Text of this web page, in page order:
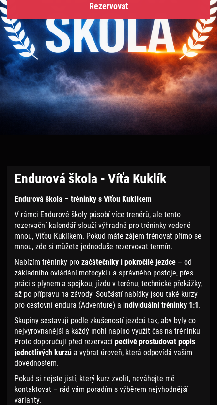
Rezervovat
Endurová škola - Víťa Kuklík
Endurová škola – tréninky s Víťou Kuklíkem
V rámci Endurové školy působí více trenérů, ale tento
rezervační kalendář slouží výhradně pro tréninky vedené
mnou, Víťou Kuklíkem. Pokud máte zájem trénovat přímo se
mnou, zde si můžete jednoduše rezervovat termín.
Nabízím tréninky pro začátečníky i pokročilé jezdce – od
základního ovládání motocyklu a správného postoje, přes
práci s plynem a spojkou, jízdu v terénu, technické překážky,
až po přípravu na závody. Součástí nabídky jsou také kurzy
pro cestovní endura (Adventure) a individuální tréninky 1:1.
Skupiny sestavuji podle zkušeností jezdců tak, aby byly co
nejvyrovnanější a každý mohl naplno využít čas na tréninku.
Proto doporučuji před rezervací pečlivě prostudovat popis
jednotlivých kurzů a vybrat úroveň, která odpovídá vašim
dovednostem.
Pokud si nejste jistí, který kurz zvolit, neváhejte mě
kontaktovat – rád vám poradím s výběrem nejvhodnější
varianty.